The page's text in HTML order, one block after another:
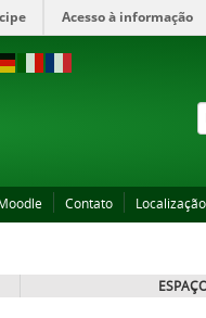
Acesso à informação
Contato Localização